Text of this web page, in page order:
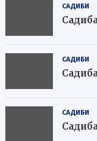
САДИБИ
САДИБИ
САДИБИ